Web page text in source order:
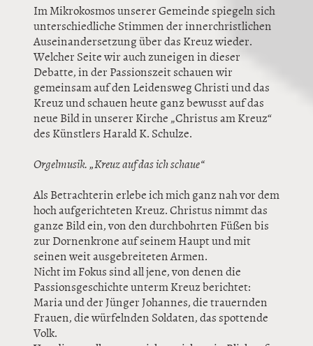
Im Mikrokosmos unserer Gemeinde spiegeln sich
unterschiedliche Stimmen der innerchristlichen
Auseinandersetzung über das Kreuz wieder.
Welcher Seite wir auch zuneigen in dieser
Debatte, in der Passionszeit schauen wir
gemeinsam auf den Leidensweg Christi und das
Kreuz und schauen heute ganz bewusst auf das
neue Bild in unserer Kirche „Christus am Kreuz“
des Künstlers Harald K. Schulze.
Orgelmusik. „Kreuz auf das ich schaue“
Als Betrachterin erlebe ich mich ganz nah vor dem
hoch aufgerichteten Kreuz. Christus nimmt das
ganze Bild ein, von den durchbohrten Füßen bis
zur Dornenkrone auf seinem Haupt und mit
seinen weit ausgebreiteten Armen.
Nicht im Fokus sind all jene, von denen die
Passionsgeschichte unterm Kreuz berichtet:
Maria und der Jünger Johannes, die trauernden
Frauen, die würfelnden Soldaten, das spottende
Volk.